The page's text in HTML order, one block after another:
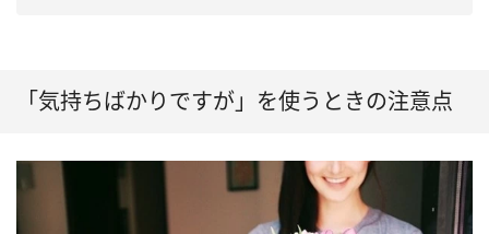
「気持ちばかりですが」を使うときの注意点